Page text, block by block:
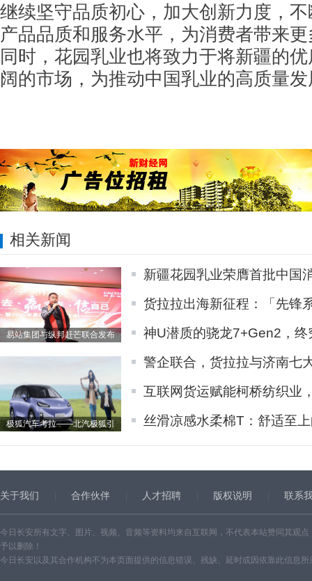
继续坚守品质初心，加大创新力度，
产品品质和服务水平，为消费者带来
同时，花园乳业也将致力于将新疆的
阔的市场，为推动中国乳业的高质量
相关新闻
易站集团与纵邦赶芒联合发布
极狐汽车考拉——北汽极狐引
新疆花园乳业荣膺首批中国
货拉拉出海新征程：「先锋
神U潜质的骁龙7+Gen2，终
警企联合，货拉拉与济南七
互联网货运赋能柯桥纺织业
丝滑凉感水柔棉T：舒适至
关于我们 合作伙伴 人才招聘 版权说明 联系
今日长安所有文字、图片、视频、音频等资料均来自互联网，不代表本站赞同其观
予以删除！
今日长安以及其合作机构不为本页面提供的信息错误、残缺、延时或因依靠此信息